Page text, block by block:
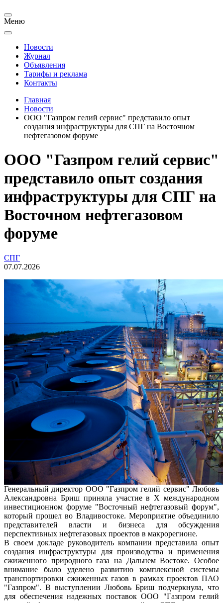
Меню
Новости
Журнал
Объявления
Тарифы и реклама
Контакты
Главная
Новости
ООО "Газпром гелий сервис" представило опыт
создания инфраструктуры для СПГ на Восточном
нефтегазовом форуме
ООО "Газпром гелий сервис"
представило опыт создания
инфраструктуры для СПГ на
Восточном нефтегазовом
форуме
СПГ
07.07.2026
Генеральный директор ООО "Газпром гелий сервис" Любовь
Александровна Бриш приняла участие в X международном
инвестиционном форуме "Восточный нефтегазовый форум",
который прошел во Владивостоке. Мероприятие объединило
представителей власти и бизнеса для обсуждения
перспективных нефтегазовых проектов в макрорегионе.
В своем докладе руководитель компании представила опыт
создания инфраструктуры для производства и применения
сжиженного природного газа на Дальнем Востоке. Особое
внимание было уделено развитию комплексной системы
транспортировки сжиженных газов в рамках проектов ПАО
"Газпром". В выступлении Любовь Бриш подчеркнула, что
для обеспечения надежных поставок ООО "Газпром гелий